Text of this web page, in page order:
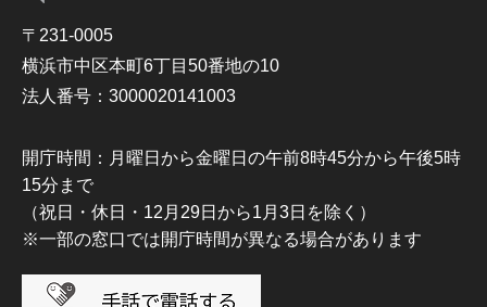
〒231-0005
横浜市中区本町6丁目50番地の10
法人番号：3000020141003
開庁時間：月曜日から金曜日の午前8時45分から午後5時
15分まで
（祝日・休日・12月29日から1月3日を除く）
※一部の窓口では開庁時間が異なる場合があります